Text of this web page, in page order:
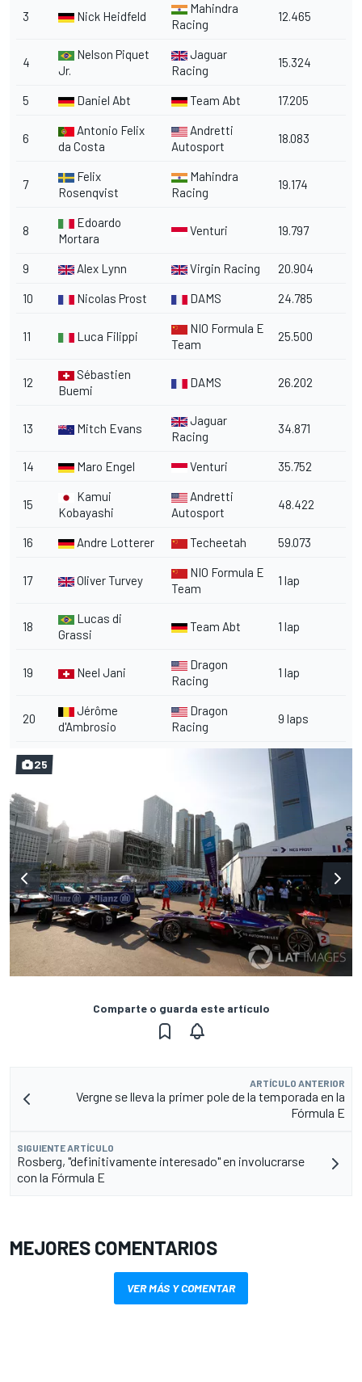
3 Nick Heidfeld
Mahindra
Racing
12.465
4
Nelson Piquet
Jr.
Jaguar
Racing
15.324
5 Daniel Abt Team Abt 17.205
6
Antonio Felix
da Costa
Andretti
Autosport
18.083
7
Felix
Rosenqvist
Mahindra
Racing
19.174
8
Edoardo
Mortara
Venturi 19.797
9 Alex Lynn Virgin Racing 20.904
10 Nicolas Prost DAMS 24.785
11 Luca Filippi
NIO Formula E
Team
25.500
12
Sébastien
Buemi
DAMS 26.202
13 Mitch Evans
Jaguar
Racing
34.871
14 Maro Engel Venturi 35.752
15
Kamui
Kobayashi
Andretti
Autosport
48.422
16 Andre Lotterer Techeetah 59.073
17 Oliver Turvey
NIO Formula E
Team
1 lap
18
Lucas di
Grassi
Team Abt 1 lap
19 Neel Jani
Dragon
Racing
1 lap
20
Jérôme
d'Ambrosio
Dragon
Racing
9 laps
25
Comparte o guarda este artículo
ARTÍCULO ANTERIOR
Vergne se lleva la primer pole de la temporada en la
Fórmula E
SIGUIENTE ARTÍCULO
Rosberg, "definitivamente interesado" en involucrarse
con la Fórmula E
MEJORES COMENTARIOS
VER MÁS Y COMENTAR